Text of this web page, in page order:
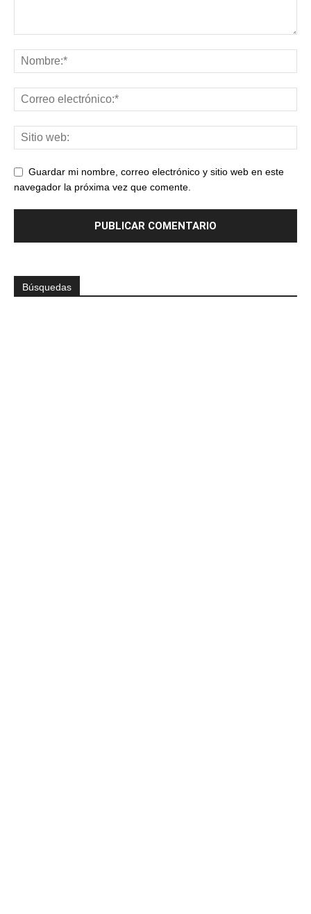
Guardar mi nombre, correo electrónico y sitio web en este
navegador la próxima vez que comente.
Búsquedas